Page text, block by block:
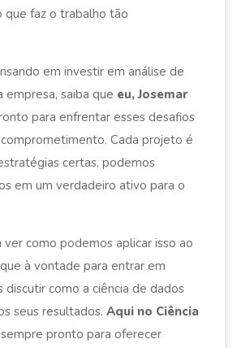
que faz o trabalho tão
em investir em análise de
empresa, saiba que eu, Josemar
para enfrentar esses desafios
Cada projeto é
certas, podemos
em um verdadeiro ativo para o
ver como podemos aplicar isso ao
à vontade para entrar em
como a ciência de dados
seus resultados. Aqui no Ciência
pronto para oferecer